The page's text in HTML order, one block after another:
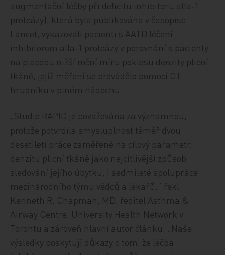
augmentační léčby při deficitu inhibitoru alfa‑1
proteázy), která byla publikována v časopise
Lancet, vykazovali pacienti s AATD léčení
inhibitorem alfa‑1 proteázy v porovnání s pacienty
na placebu nižší roční míru poklesu denzity plicní
tkáně, jejíž měření se provádělo pomocí CT
hrudníku v plném nádechu.
„Studie RAPID je považována za významnou,
protože potvrdila smysluplnost téměř dvou
desetiletí práce zaměřené na cílový parametr,
denzitu plicní tkáně jako nejcitlivější způsob
sledování jejího úbytku, i sedmileté spolupráce
mezinárodního týmu vědců a lékařů,“ řekl
Kenneth R. Chapman, MD, ředitel Asthma &
Airway Centre, University Health Network v
Torontu a zároveň hlavní autor článku. „Naše
výsledky poskytují důkazy o tom, že léčba